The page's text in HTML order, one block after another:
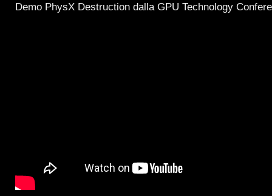
Demo PhysX Destruction dalla GPU Technology